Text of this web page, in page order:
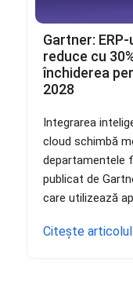
Gartner:
reduce cu
închiderea
2028
Integrarea
cloud schimbă
departamentele
publicat de
care utilizează
Citește articolul